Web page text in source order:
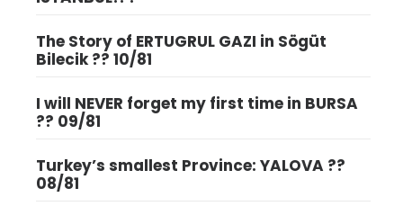
The Story of ERTUGRUL GAZI in Sögüt
Bilecik ?? 10/81
I will NEVER forget my first time in BURSA
?? 09/81
Turkey’s smallest Province: YALOVA ??
08/81